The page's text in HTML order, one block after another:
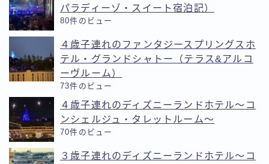
パラディーゾ・スイート宿泊記）
80件のビュー
４歳子連れのファンタジースプリングスホ
テル・グランドシャトー（テラス&アルコ
ーヴルーム）
73件のビュー
４歳子連れのディズニーランドホテル〜コ
ンシェルジュ・タレットルーム〜
70件のビュー
３歳子連れのディズニーランドホテル〜コ